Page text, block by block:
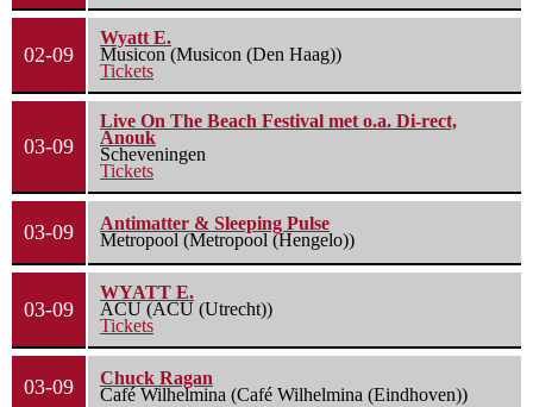
02-09
Wyatt E.
Musicon (Musicon (Den Haag))
Tickets
03-09
Live On The Beach Festival met o.a. Di-rect,
Anouk
Scheveningen
Tickets
03-09
Antimatter & Sleeping Pulse
Metropool (Metropool (Hengelo))
03-09
WYATT E.
ACU (ACU (Utrecht))
Tickets
03-09
Chuck Ragan
Café Wilhelmina (Café Wilhelmina (Eindhoven))